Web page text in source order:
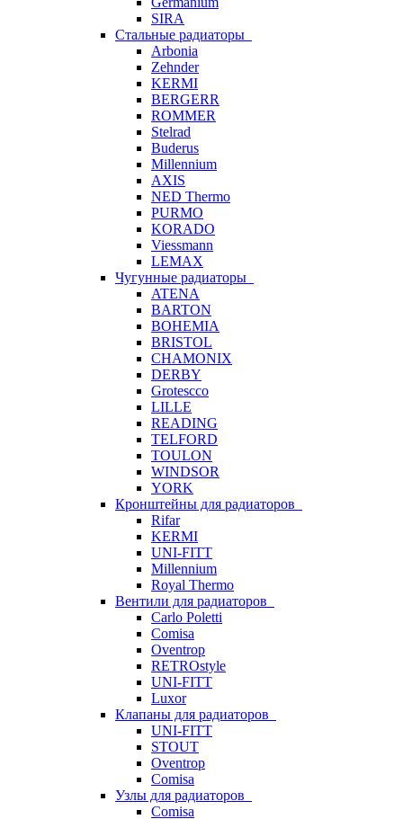
SIRA
Стальные радиаторы
Arbonia
Zehnder
KERMI
BERGERR
ROMMER
Stelrad
Buderus
Millennium
AXIS
NED Thermo
PURMO
KORADO
Viessmann
LEMAX
Чугунные радиаторы
ATENA
BARTON
BOHEMIA
BRISTOL
CHAMONIX
DERBY
Grotescco
LILLE
READING
TELFORD
TOULON
WINDSOR
YORK
Кронштейны для радиаторов
Rifar
KERMI
UNI-FITT
Millennium
Royal Thermo
Вентили для радиаторов
Carlo Poletti
Comisa
Oventrop
RETROstyle
UNI-FITT
Luxor
Клапаны для радиаторов
UNI-FITT
STOUT
Oventrop
Comisa
Узлы для радиаторов
Comisa